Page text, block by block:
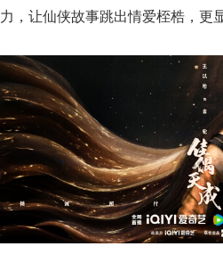
力，让仙侠故事跳出情爱桎梏，更